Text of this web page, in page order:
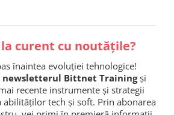
curent cu noutățile?
înaintea evoluției tehnologice!
newsletterul Bittnet Trainingși
recente instrumente și strategii
abilităților tech și soft. Prin abonarea